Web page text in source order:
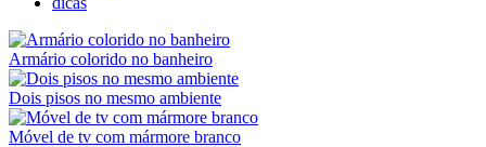
Armário colorido no banheiro
Dois pisos no mesmo ambiente
Móvel de tv com mármore branco